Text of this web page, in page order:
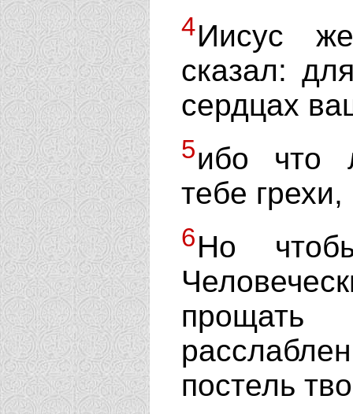
4Иисус
сказал:
сердцах
5ибо что
тебе
6Но
прощать
постель